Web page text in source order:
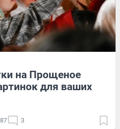
на Прощеное
для ваших
3